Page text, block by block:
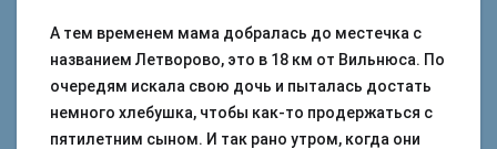
А тем временем мама добралась до местечка с
названием Летворово, это в 18 км от Вильнюса. По
очередям искала свою дочь и пыталась достать
немного хлебушка, чтобы как-то продержаться с
пятилетним сыном. И так рано утром, когда они